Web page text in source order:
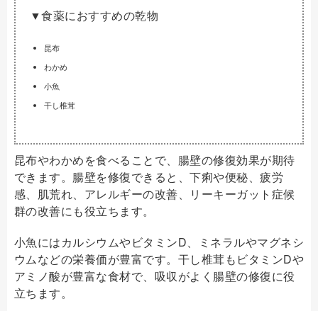
▼食薬におすすめの乾物
昆布
わかめ
小魚
干し椎茸
昆布やわかめを食べることで、腸壁の修復効果が期待
できます。腸壁を修復できると、下痢や便秘、疲労
感、肌荒れ、アレルギーの改善、リーキーガット症候
群の改善にも役立ちます。
小魚にはカルシウムやビタミンD、ミネラルやマグネシ
ウムなどの栄養価が豊富です。干し椎茸もビタミンDや
アミノ酸が豊富な食材で、吸収がよく腸壁の修復に役
立ちます。